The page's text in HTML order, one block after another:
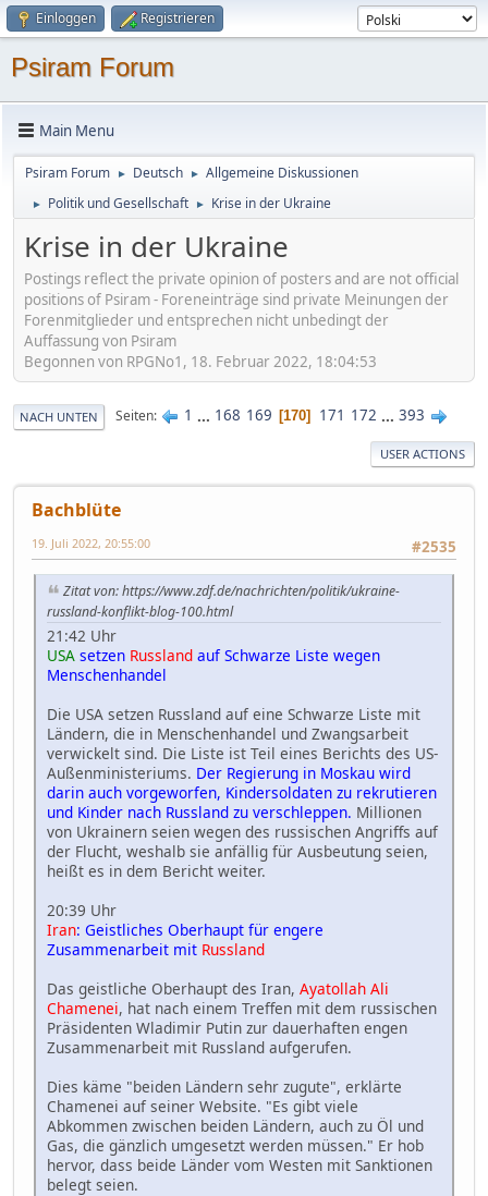
Einloggen Registrieren
Psiram Forum
Main Menu
Psiram Forum ► Deutsch ► Allgemeine Diskussionen
► Politik und Gesellschaft ► Krise in der Ukraine
Krise in der Ukraine
Postings reflect the private opinion of posters and are not official
positions of Psiram - Foreneinträge sind private Meinungen der
Forenmitglieder und entsprechen nicht unbedingt der
Auffassung von Psiram
Begonnen von RPGNo1, 18. Februar 2022, 18:04:53
NACH UNTEN Seiten 1 ... 168 169 170 171 172 ... 393
USER ACTIONS
Bachblüte
#2535
19. Juli 2022, 20:55:00
Zitat von: https://www.zdf.de/nachrichten/politik/ukraine-
russland-konflikt-blog-100.html
21:42 Uhr
USA setzen Russland auf Schwarze Liste wegen
Menschenhandel
Die USA setzen Russland auf eine Schwarze Liste mit
Ländern, die in Menschenhandel und Zwangsarbeit
verwickelt sind. Die Liste ist Teil eines Berichts des US-
Außenministeriums. Der Regierung in Moskau wird
darin auch vorgeworfen, Kindersoldaten zu rekrutieren
und Kinder nach Russland zu verschleppen. Millionen
von Ukrainern seien wegen des russischen Angriffs auf
der Flucht, weshalb sie anfällig für Ausbeutung seien,
heißt es in dem Bericht weiter.
20:39 Uhr
Iran: Geistliches Oberhaupt für engere
Zusammenarbeit mit Russland
Das geistliche Oberhaupt des Iran, Ayatollah Ali
Chamenei, hat nach einem Treffen mit dem russischen
Präsidenten Wladimir Putin zur dauerhaften engen
Zusammenarbeit mit Russland aufgerufen.
Dies käme "beiden Ländern sehr zugute", erklärte
Chamenei auf seiner Website. "Es gibt viele
Abkommen zwischen beiden Ländern, auch zu Öl und
Gas, die gänzlich umgesetzt werden müssen." Er hob
hervor, dass beide Länder vom Westen mit Sanktionen
belegt seien.